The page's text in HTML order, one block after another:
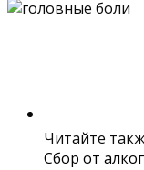
Читайте
Сбор от